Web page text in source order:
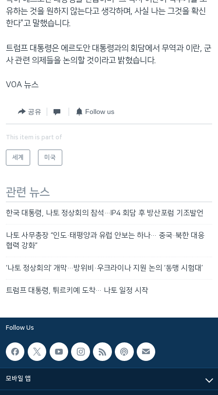
유하는 것을 원하지 않는다고 생각하며, 사실 나는 그것을 확신
한다”고 말했습니다.
트럼프 대통령은 에르도안 대통령과의 회담에서 무역과 이란, 군
사 관련 의제들을 논의할 것이라고 밝혔습니다.
VOA 뉴스
공유 Follow us
This item is part of
세계 미국
관련 뉴스
한국 대통령, 나토 정상회의 참석…IP4 회담 후 방산포럼 기조발언
나토 사무총장 “인도·태평양과 유럽 안보는 하나… 중국·북한 대응
협력 강화”
‘나토 정상회의’ 개막…방위비·우크라이나 지원 논의 ‘동맹 시험대’
트럼프 대통령, 튀르키예 도착… 나토 일정 시작
Follow Us
모바일 앱